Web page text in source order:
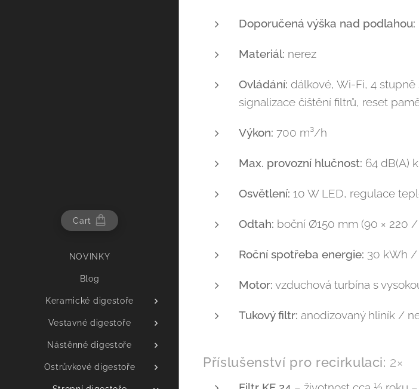
Cart
NOVINKY
Blog
Keramické digestoře
Vestavné digestoře
Nástěnné digestoře
Ostrůvkové digestoře
Doporučená výška nad podlahou:
Materiál: nerez
Ovládání: dálkové, Wi-Fi, 4
signalizace čištění filtrů, reset
Výkon: 700 m³/h
Max. provozní hlučnost: 64 dB(A)
Osvětlení: 10 W LED, regulace
Odtah: boční Ø150 mm (90 × 220
Roční spotřeba energie: 30 kWh /
Motor: vzduchová turbína s
Tukový filtr: anodizovaný hliník /
Příslušenství pro recirkulaci: 2×